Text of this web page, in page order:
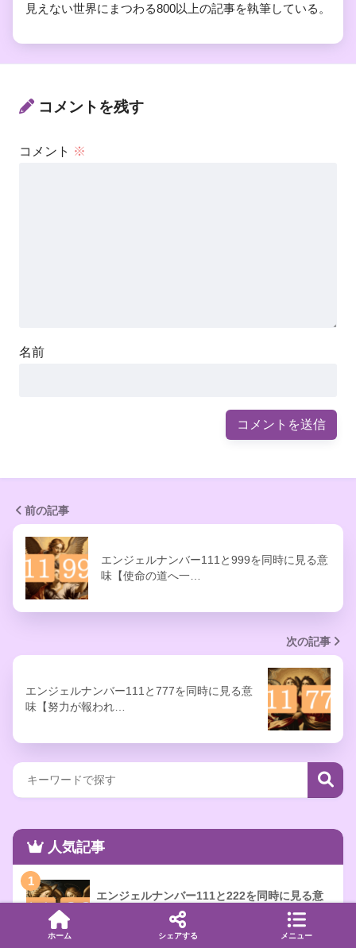
見えない世界にまつわる800以上の記事を執筆している。
コメントを残す
コメント ※
名前
前の記事
エンジェルナンバー111と999を同時に見る意
味【使命の道へ一…
次の記事
エンジェルナンバー111と777を同時に見る意
味【努力が報われ…
人気記事
1
エンジェルナンバー111と222を同時に見る意
味【願望と本心を一致させる】
ホーム シェアする メニュー